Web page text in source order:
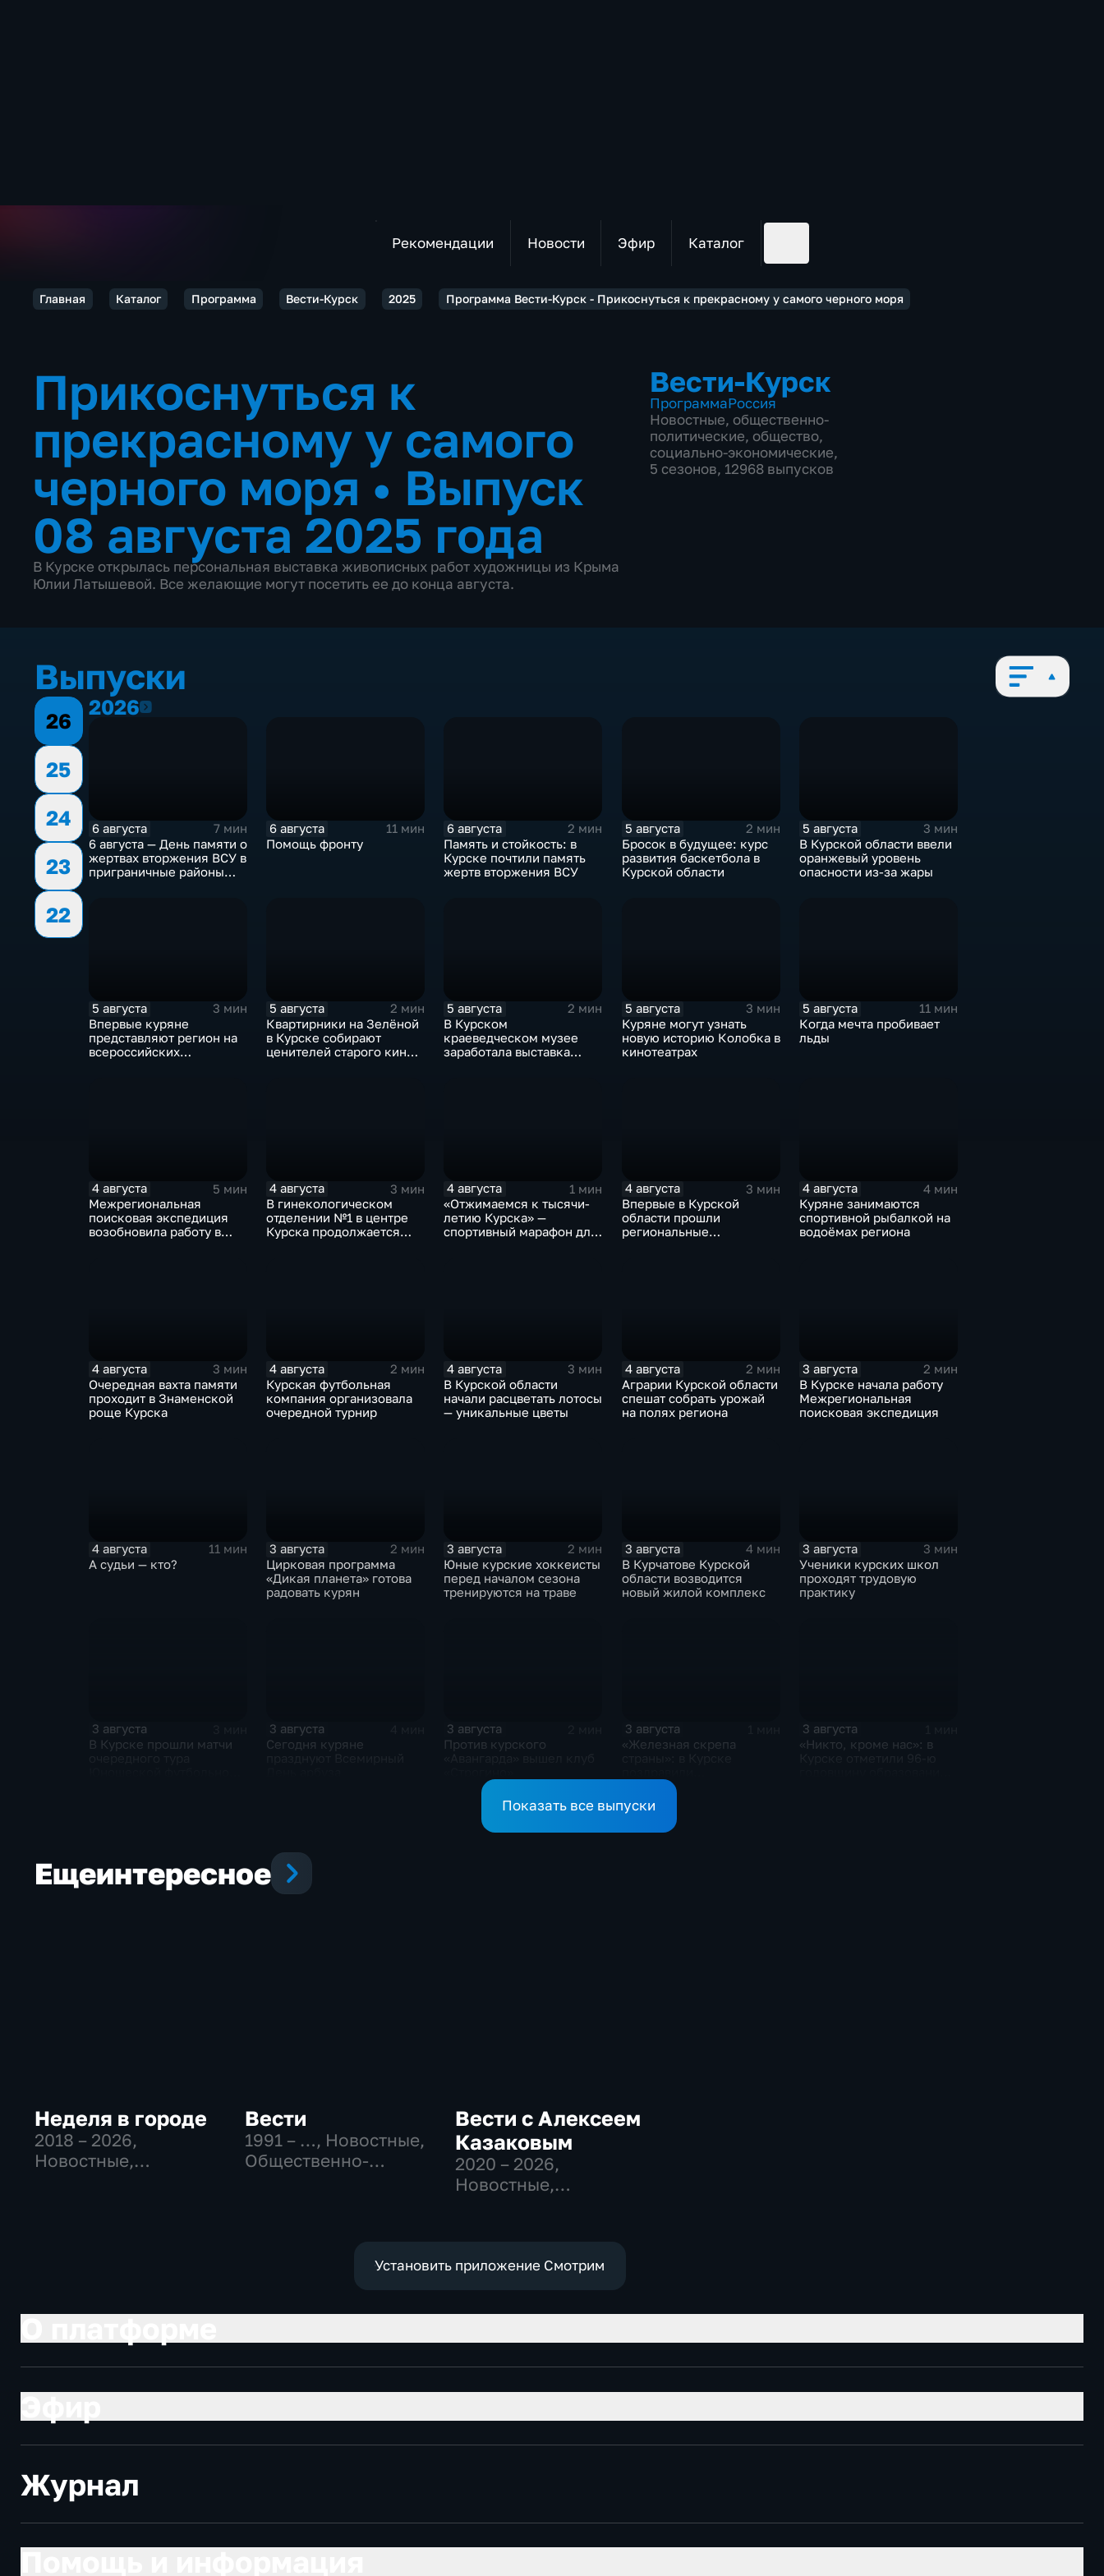
Рекомендации Новости Эфир Каталог
Главная Каталог Программа Вести-Курск 2025 Программа Вести-Курск - Прикоснуться к прекрасному у самого черного моря
Прикоснуться к
прекрасному у самого
черного моря• Выпуск
08 августа 2025 года
В Курске открылась персональная выставка живописных работ художницы из Крыма
Юлии Латышевой. Все желающие могут посетить ее до конца августа.
Вести-Курск
ПрограммаРоссия
Новостные, общественно-
политические, общество,
социально-экономические,
5 сезонов, 12968 выпусков
Выпуски
26
25
24
23
22
20262026
6 августа
7 мин
6 августа — День памяти о
жертвах вторжения ВСУ в
приграничные районы
6 августа
11 мин
Помощь фронту
6 августа
2 мин
Память и стойкость: в
Курске почтили память
жертв вторжения ВСУ
5 августа
2 мин
Бросок в будущее: курс
развития баскетбола в
Курской области
5 августа
3 мин
В Курской области ввели
оранжевый уровень
опасности из-за жары
5 августа
3 мин
Впервые куряне
представляют регион на
всероссийских
5 августа
2 мин
Квартирники на Зелёной
в Курске собирают
ценителей старого кино
5 августа
2 мин
В Курском
краеведческом музее
заработала выставка
5 августа
3 мин
Куряне могут узнать
новую историю Колобка в
кинотеатрах
5 августа
11 мин
Когда мечта пробивает
льды
4 августа
5 мин
Межрегиональная
поисковая экспедиция
возобновила работу в
4 августа
3 мин
В гинекологическом
отделении №1 в центре
Курска продолжается
4 августа
1 мин
«Отжимаемся к тысячи-
летию Курска» —
спортивный марафон для
4 августа
3 мин
Впервые в Курской
области прошли
региональные
4 августа
4 мин
Куряне занимаются
спортивной рыбалкой на
водоёмах региона
4 августа
3 мин
Очередная вахта памяти
проходит в Знаменской
роще Курска
4 августа
2 мин
Курская футбольная
компания организовала
очередной турнир
4 августа
3 мин
В Курской области
начали расцветать лотосы
— уникальные цветы
4 августа
2 мин
Аграрии Курской области
спешат собрать урожай
на полях региона
3 августа
2 мин
В Курске начала работу
Межрегиональная
поисковая экспедиция
4 августа
11 мин
А судьи — кто?
3 августа
2 мин
Цирковая программа
«Дикая планета» готова
радовать курян
3 августа
2 мин
Юные курские хоккеисты
перед началом сезона
тренируются на траве
3 августа
4 мин
В Курчатове Курской
области возводится
новый жилой комплекс
3 августа
3 мин
Ученики курских школ
проходят трудовую
практику
3 августа
В Курске прошли матчи
3 августа
Сегодня куряне
3 августа
Против курского
3 августа
«Железная скрепа
железнодорожников
региона
3 августа
«Никто, кроме нас»: в
Показать все выпуски
Ещеинтересное
Неделя в городе
2018 – 2026,
Новостные,
Вести
1991 – …, Новостные,
Общественно-
Вести с Алексеем
Казаковым
2020 – 2026,
Новостные,
Установить приложение Смотрим
Журнал